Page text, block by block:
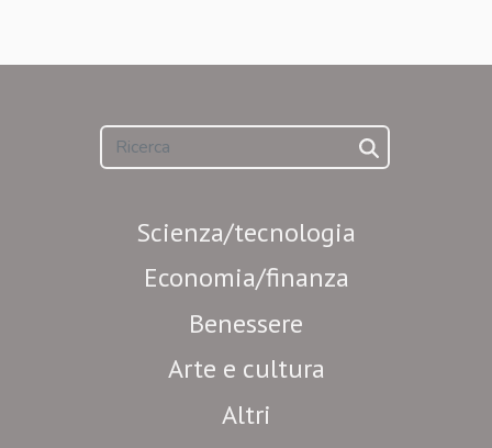
Scienza/tecnologia
Economia/finanza
Benessere
Arte e cultura
Altri